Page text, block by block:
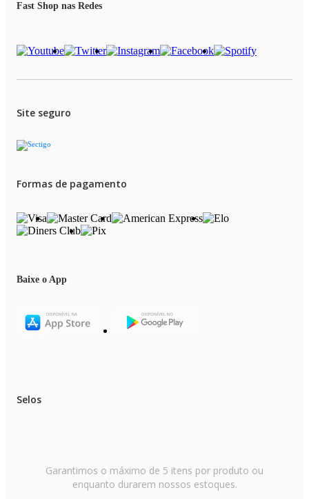
Fast Shop nas Redes
Site seguro
Formas de pagamento
Baixe o App
Selos
Garantimos o máximo de 5 itens por produto ou
enquanto durarem nossos estoques.